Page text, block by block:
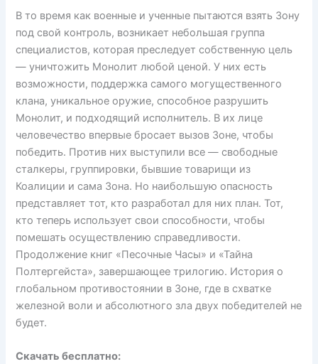
В то время как военные и ученные пытаются взять Зону
под свой контроль, возникает небольшая группа
специалистов, которая преследует собственную цель
— уничтожить Монолит любой ценой. У них есть
возможности, поддержка самого могущественного
клана, уникальное оружие, способное разрушить
Монолит, и подходящий исполнитель. В их лице
человечество впервые бросает вызов Зоне, чтобы
победить. Против них выступили все — свободные
сталкеры, группировки, бывшие товарищи из
Коалиции и сама Зона. Но наибольшую опасность
представляет тот, кто разработал для них план. Тот,
кто теперь использует свои способности, чтобы
помешать осуществлению справедливости.
Продолжение книг «Песочные Часы» и «Тайна
Полтергейста», завершающее трилогию. История о
глобальном противостоянии в Зоне, где в схватке
железной воли и абсолютного зла двух победителей не
будет.
Скачать бесплатно: